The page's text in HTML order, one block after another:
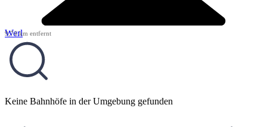
Werl
9,74 km entfernt
Keine Bahnhöfe in der Umgebung gefunden